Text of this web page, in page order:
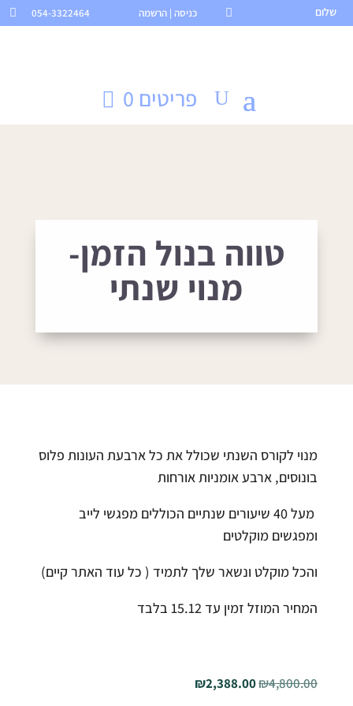
 054-3322464  כניסה | הרשמה שלום
פריטים 0
טווה בנול הזמן-
מנוי שנתי
מנוי לקורס השנתי שכולל את כל ארבעת העונות פלוס
בונוסים, ארבע אומניות אורחות
מעל 40 שיעורים שנתיים הכוללים מפגשי לייב
ומפגשים מוקלטים
והכל מוקלט ונשאר שלך לתמיד ( כל עוד האתר קיים)
המחיר המוזל זמין עד 15.12 בלבד
₪4,800.00
המחיר
₪2,388.00 המחיר